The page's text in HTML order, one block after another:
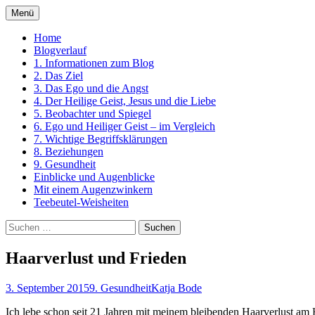
Zum
Inhalt
springen
Ein Kurs in Wundern
Menü
Home
Blogverlauf
1. Informationen zum Blog
2. Das Ziel
3. Das Ego und die Angst
4. Der Heilige Geist, Jesus und die Liebe
5. Beobachter und Spiegel
6. Ego und Heiliger Geist – im Vergleich
7. Wichtige Begriffsklärungen
8. Beziehungen
9. Gesundheit
Einblicke und Augenblicke
Mit einem Augenzwinkern
Teebeutel-Weisheiten
Suchen
nach:
Haarverlust und Frieden
3. September 20159. GesundheitKatja Bode
Ich lebe schon seit 21 Jahren mit meinem bleibenden Haarverlust am